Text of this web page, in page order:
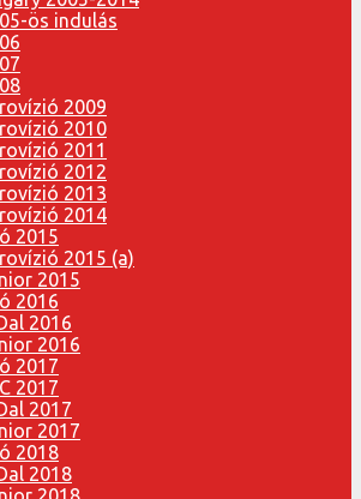
ös indulás
2009
2010
2011
2012
2013
2014
2015
2015 (a)
2015
2016
2016
2016
2017
2017
2017
2017
2018
2018